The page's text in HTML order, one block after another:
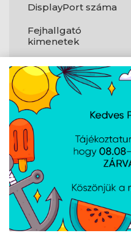
DisplayPort száma
Fejhallgató
kimenetek
Tápellátás
PCI Express x16
(Gen 4.x)
foglalatok
Hálózat
Wi-Fi szabvány